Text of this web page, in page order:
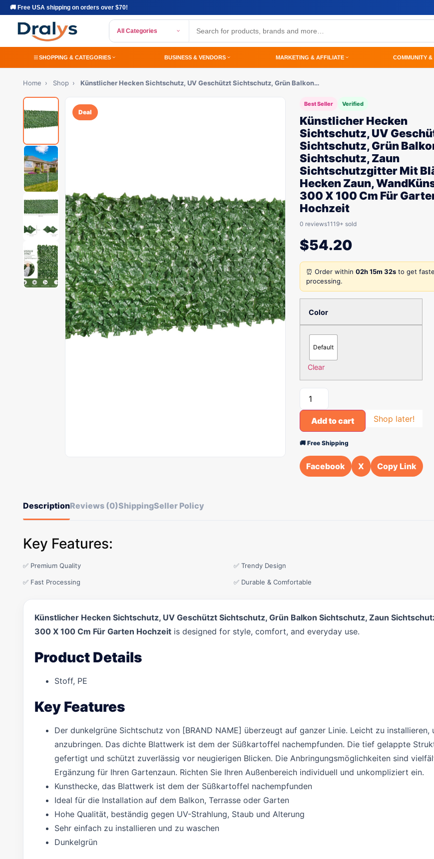
🚚 Free USA shipping on orders over $70!
All Categories
SHOPPING & CATEGORIES BUSINESS & VENDORS MARKETING & AFFILIATE COMMUNITY &
Home › Shop › Künstlicher Hecken Sichtschutz, UV Geschützt Sichtschutz, Grün Balkon…
Deal
Best Seller Verified
Künstlicher Hecken
Sichtschutz, UV
Sichtschutz, Grün
Sichtschutz, Zaun
Sichtschutzgitter Mit
Hecken Zaun,
300 X 100 Cm Für
Hochzeit
0 reviews1119+ sold
$54.20
⏰ Order within 02h 15m 32s to get
processing.
Color
Default
Clear
Add to cart Shop later!
🚚 Free Shipping
Facebook X Copy Link
DescriptionReviews (0)ShippingSeller Policy
Key Features:
✅ Premium Quality ✅ Trendy Design
✅ Fast Processing ✅ Durable & Comfortable
Künstlicher Hecken Sichtschutz, UV Geschützt Sichtschutz, Grün Balkon Sichtschutz, Zaun
300 X 100 Cm Für Garten Hochzeit is designed for style, comfort, and everyday use.
Product Details
Stoff, PE
Key Features
Der dunkelgrüne Sichtschutz von [BRAND NAME] überzeugt auf ganzer Linie. Leicht zu
anzubringen. Das dichte Blattwerk ist dem der Süßkartoffel nachempfunden. Die tief gelappte
gefertigt und schützt zuverlässig vor neugierigen Blicken. Die Anbringungsmöglichkeiten sind
Ergänzung für Ihren Gartenzaun. Richten Sie Ihren Außenbereich individuell und unkompliziert ein.
Kunsthecke, das Blattwerk ist dem der Süßkartoffel nachempfunden
Ideal für die Installation auf dem Balkon, Terrasse oder Garten
Hohe Qualität, beständig gegen UV-Strahlung, Staub und Alterung
Sehr einfach zu installieren und zu waschen
Dunkelgrün